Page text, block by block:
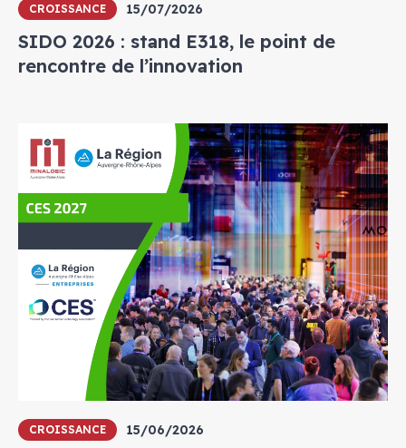
CROISSANCE 15/07/2026
SIDO 2026 : stand E318, le point de
rencontre de l’innovation
CROISSANCE 15/06/2026